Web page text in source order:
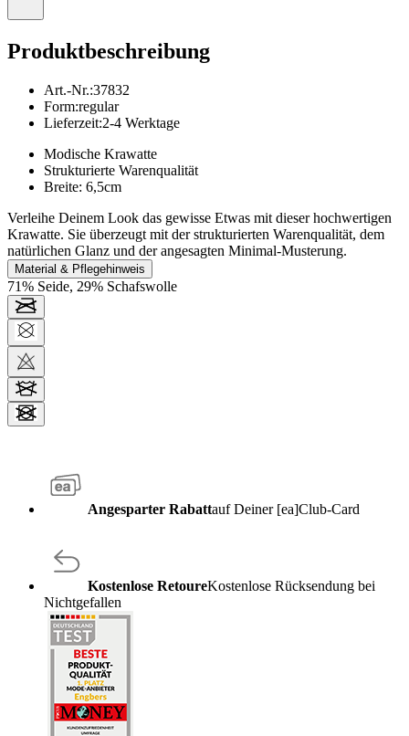
Produktbeschreibung
Art.-Nr.:37832
Form:regular
Lieferzeit:2-4 Werktage
Modische Krawatte
Strukturierte Warenqualität
Breite: 6,5cm
Verleihe Deinem Look das gewisse Etwas mit dieser hochwertigen
Krawatte. Sie überzeugt mit der strukturierten Warenqualität, dem
natürlichen Glanz und der angesagten Minimal-Musterung.
Material & Pflegehinweis
71% Seide, 29% Schafswolle
Angesparter Rabattauf Deiner [ea]Club-Card
Kostenlose RetoureKostenlose Rücksendung bei
Nichtgefallen